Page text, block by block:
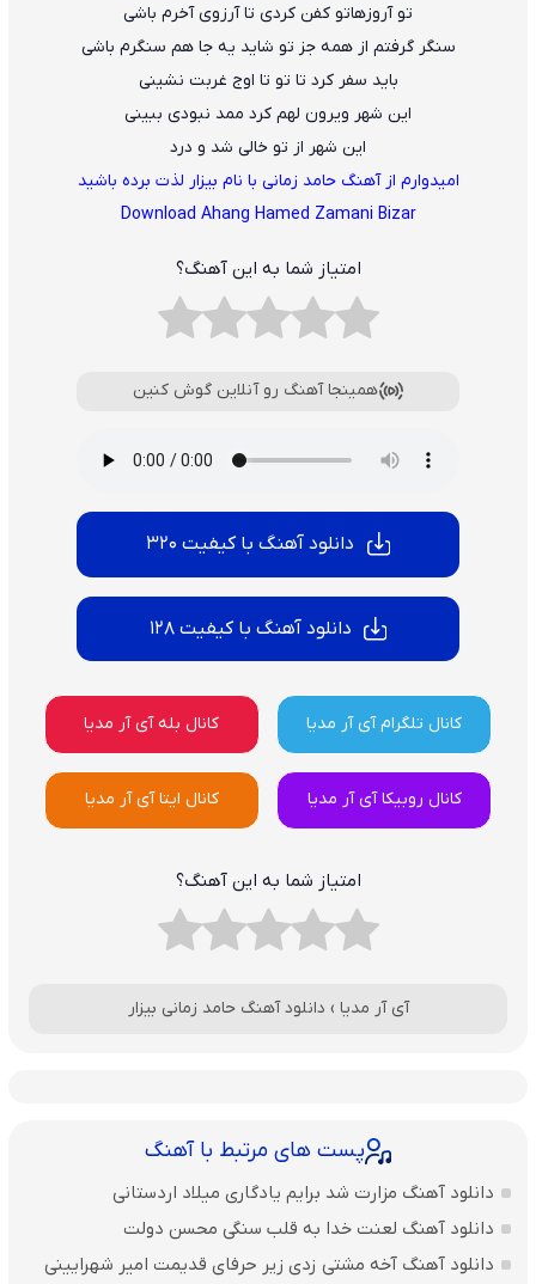
تو آروزهاتو کفن کردی تا آرزوی آخرم باشی
سنگر گرفتم از همه جز تو شاید یه جا هم سنگرم باشی
باید سفر کرد تا تو تا اوج غربت نشینی
این شهر ویرون لهم کرد ممد نبودی ببینی
این شهر از تو خالی شد و درد
امیدوارم از آهنگ حامد زمانی با نام بیزار لذت برده باشید
Download Ahang Hamed Zamani Bizar
امتیاز شما به این آهنگ؟
همینجا آهنگ رو آنلاین گوش کنین
دانلود آهنگ با کیفیت 320
دانلود آهنگ با کیفیت 128
کانال تلگرام آی آر مدیا کانال بله آی آر مدیا
کانال روبیکا آی آر مدیا کانال ایتا آی آر مدیا
امتیاز شما به این آهنگ؟
آی آر مدیا › دانلود آهنگ حامد زمانی بیزار
پست های مرتبط با آهنگ
دانلود آهنگ مزارت شد برایم یادگاری میلاد اردستانی
دانلود آهنگ لعنت خدا به قلب سنگی محسن دولت
دانلود آهنگ آخه مشتی زدی زیر حرفای قدیمت امیر شهرایینی